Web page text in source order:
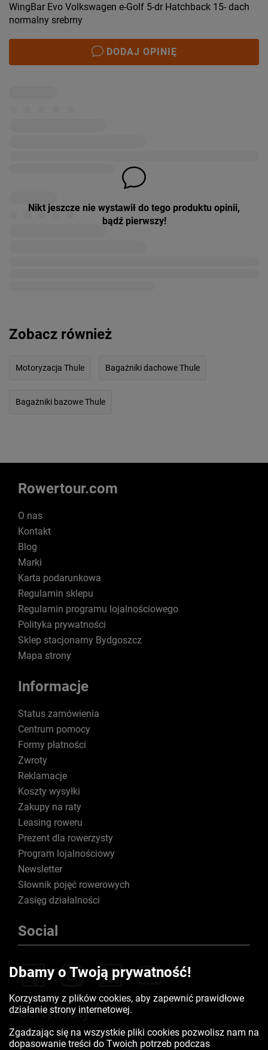
WingBar Evo Volkswagen e-Golf 5-dr Hatchback 15- dach
normalny srebrny
DODAJ OPINIĘ
Nikt jeszcze nie wystawił do tego produktu opinii,
bądź pierwszy!
Zobacz również
Motoryzacja Thule Bagażniki dachowe Thule
Bagażniki bazowe Thule
Rowertour.com
O nas
Kontakt
Blog
Marki
Karta podarunkowa
Regulamin sklepu
Regulamin programu lojalnościowego
Polityka prywatności
Sklep stacjonarny Bydgoszcz
Mapa strony
Informacje
Status zamówienia
Centrum pomocy
Formy płatności
Zwroty
Reklamacje
Koszty wysyłki
Zakupy na raty
Leasing roweru
Prezent dla rowerzysty
Program lojalnościowy
Newsletter
Słownik pojęć rowerowych
Zasięg działalności
Social
Certyfikaty
Dbamy o Twoją prywatność!
Korzystamy z plików cookies, aby zapewnić prawidłowe
działanie strony internetowej.
Zgadzając się na wszystkie pliki cookies pozwolisz nam na
dopasowanie treści do Twoich potrzeb podczas